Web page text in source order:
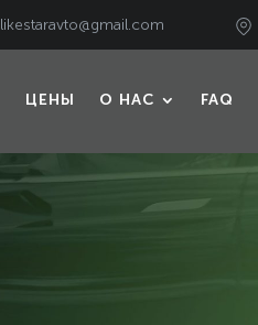
likestaravto@gmail.com
ЦЕНЫ О НАС FAQ